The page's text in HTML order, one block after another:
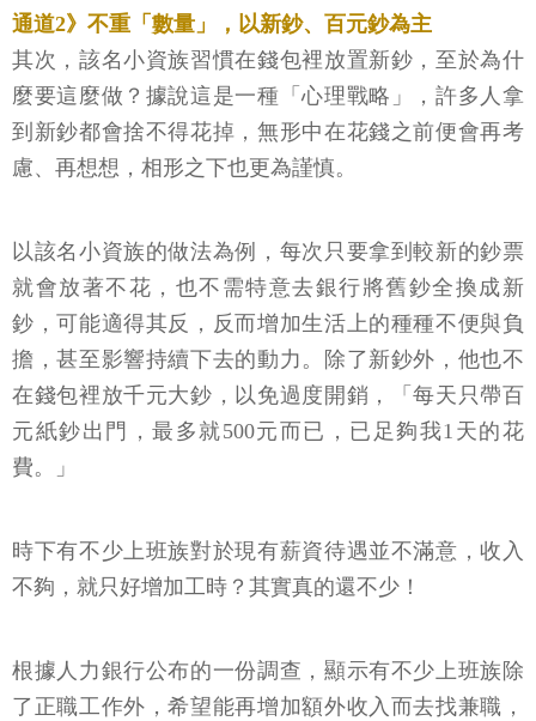
通道2》不重「數量」，以新鈔、百元鈔為主
其次，該名小資族習慣在錢包裡放置新鈔，至於為什
麼要這麼做？據說這是一種「心理戰略」，許多人拿
到新鈔都會捨不得花掉，無形中在花錢之前便會再考
慮、再想想，相形之下也更為謹慎。
以該名小資族的做法為例，每次只要拿到較新的鈔票
就會放著不花，也不需特意去銀行將舊鈔全換成新
鈔，可能適得其反，反而增加生活上的種種不便與負
擔，甚至影響持續下去的動力。除了新鈔外，他也不
在錢包裡放千元大鈔，以免過度開銷，「每天只帶百
元紙鈔出門，最多就500元而已，已足夠我1天的花
費。」
時下有不少上班族對於現有薪資待遇並不滿意，收入
不夠，就只好增加工時？其實真的還不少！
根據人力銀行公布的一份調查，顯示有不少上班族除
了正職工作外，希望能再增加額外收入而去找兼職，